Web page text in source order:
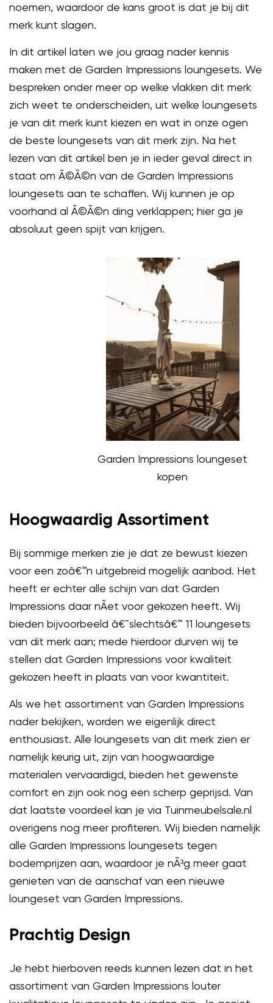
noemen, waardoor de kans groot is dat je bij dit
merk kunt slagen.
In dit artikel laten we jou graag nader kennis
maken met de Garden Impressions loungesets. We
bespreken onder meer op welke vlakken dit merk
zich weet te onderscheiden, uit welke loungesets
je van dit merk kunt kiezen en wat in onze ogen
de beste loungesets van dit merk zijn. Na het
lezen van dit artikel ben je in ieder geval direct in
staat om Ã©Ã©n van de Garden Impressions
loungesets aan te schaffen. Wij kunnen je op
voorhand al Ã©Ã©n ding verklappen; hier ga je
absoluut geen spijt van krijgen.
Garden Impressions loungeset
kopen
Hoogwaardig Assortiment
Bij sommige merken zie je dat ze bewust kiezen
voor een zoâ€™n uitgebreid mogelijk aanbod. Het
heeft er echter alle schijn van dat Garden
Impressions daar nÃ­et voor gekozen heeft. Wij
bieden bijvoorbeeld â€˜slechtsâ€™ 11 loungesets
van dit merk aan; mede hierdoor durven wij te
stellen dat Garden Impressions voor kwaliteit
gekozen heeft in plaats van voor kwantiteit.
Als we het assortiment van Garden Impressions
nader bekijken, worden we eigenlijk direct
enthousiast. Alle loungesets van dit merk zien er
namelijk keurig uit, zijn van hoogwaardige
materialen vervaardigd, bieden het gewenste
comfort en zijn ook nog een scherp geprijsd. Van
dat laatste voordeel kan je via Tuinmeubelsale.nl
overigens nog meer profiteren. Wij bieden namelijk
alle Garden Impressions loungesets tegen
bodemprijzen aan, waardoor je nÃ³g meer gaat
genieten van de aanschaf van een nieuwe
loungeset van Garden Impressions.
Prachtig Design
Je hebt hierboven reeds kunnen lezen dat in het
assortiment van Garden Impressions louter